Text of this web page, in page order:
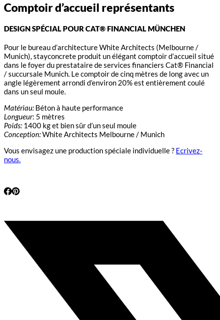
Comptoir d’accueil représentants
DESIGN SPÉCIAL POUR CAT® FINANCIAL MÜNCHEN
Pour le bureau d’architecture White Architects (Melbourne /
Munich), stayconcrete produit un élégant comptoir d’accueil situé
dans le foyer du prestataire de services financiers Cat® Financial
/ succursale Munich. Le comptoir de cinq mètres de long avec un
angle légèrement arrondi d’environ 20% est entièrement coulé
dans un seul moule.
Matériau: Béton à haute performance
Longueur: 5 mètres
Poids: 1400 kg et bien sûr d’un seul moule
Conception:White Architects Melbourne / Munich
Vous envisagez une production spéciale individuelle ? Ecrivez-
nous.